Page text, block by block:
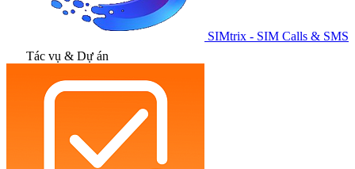
SIMtrix - SIM Calls & SMS
Tác vụ & Dự án